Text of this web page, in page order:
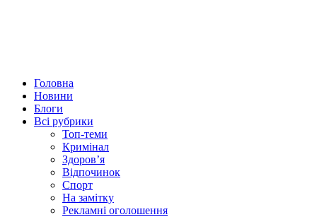
Головна
Новини
Блоги
Всі рубрики
Топ-теми
Кримінал
Здоров’я
Відпочинок
Спорт
На замітку
Рекламні оголошення